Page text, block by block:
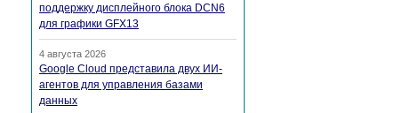
поддержку дисплейного блока DCN6
для графики GFX13
4 августа 2026
Google Cloud представила двух ИИ-
агентов для управления базами
данных